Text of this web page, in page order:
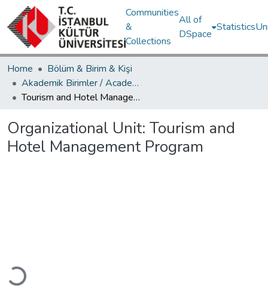
Communities
&
Collections
All of
DSpace
Statistics
Home
Bölüm & Birim & Kişi
Akademik Birimler / Academic Units
Tourism and Hotel Management Program
Organizational Unit: Tourism and
Hotel Management Program
Loading...